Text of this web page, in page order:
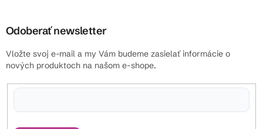
Odoberať newsletter
Vložte svoj e-mail a my Vám budeme zasielať informácie o
nových produktoch na našom e-shope.